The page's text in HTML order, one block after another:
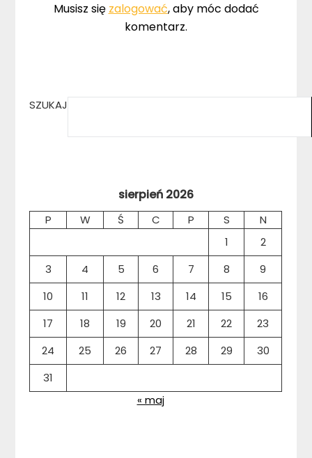
Musisz się zalogować, aby móc dodać
komentarz.
SZUKAJ
sierpień 2026
P W Ś C P S
N
1
2
3
4 5 6 7 8
9
10
11 12 13 14 15
16
17
18 19 20 21 22
23
24
25 26 27 28 29
30
31
« maj